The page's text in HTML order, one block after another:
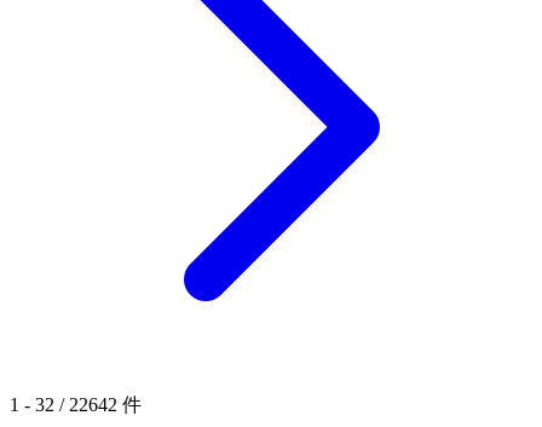
1 - 32 / 22642 件